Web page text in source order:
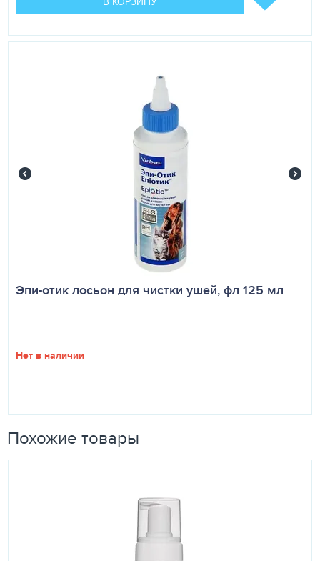
Эпи-отик лосьон для чистки ушей, фл 125 мл
Нет в наличии
Похожие товары